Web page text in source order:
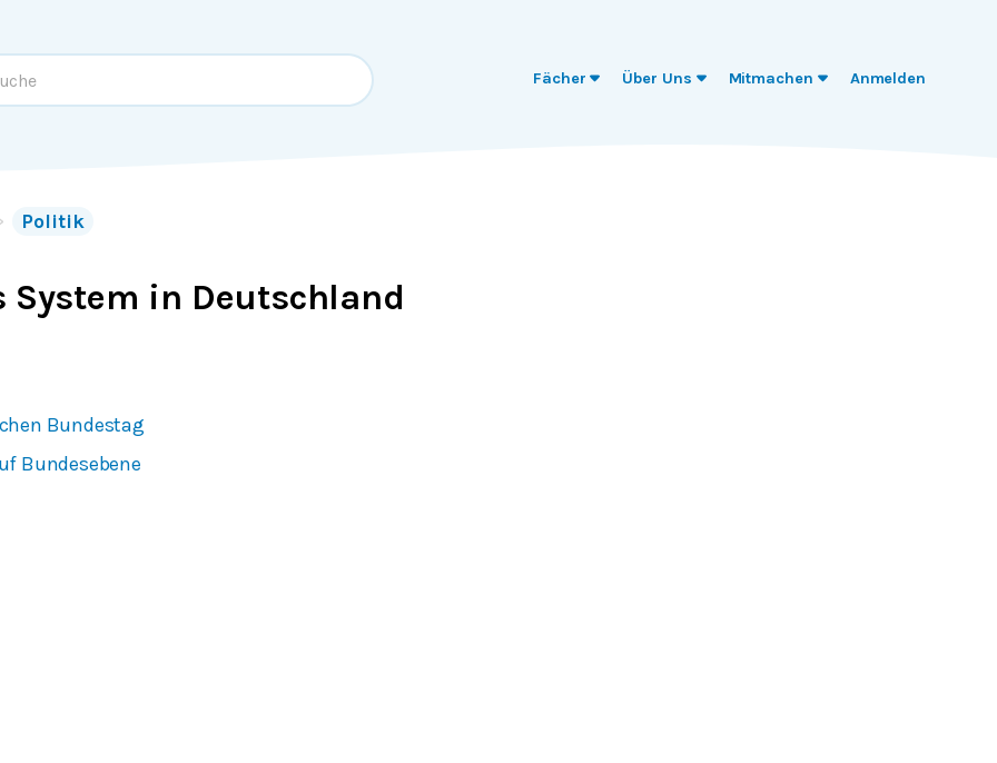
Fächer Über Uns Mitmachen Anmelden
Politik
System in Deutschland
Bundestag
Bundesebene